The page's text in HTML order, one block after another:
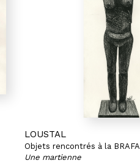
LOUSTAL
Objets rencontrés à la BRAFA
Une martienne